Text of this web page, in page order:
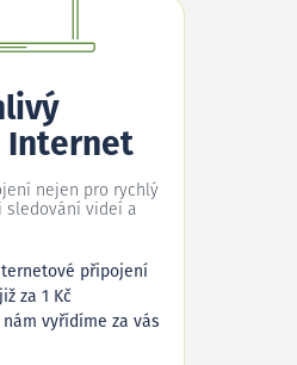
Internet
nejen pro rychlý
sledování videí a
připojení
za 1 Kč
nám vyřídíme za vás